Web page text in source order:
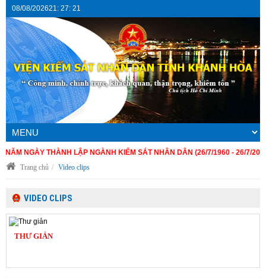
08/08/202621: 27: 22
THÀNH LẬP NGÀNH KIỂM SÁT NHÂN DÂN (26/7/1960 - 26/7/2026)
Trang chủ
Video clips
VIDEO CLIPS
THƯ GIẢN